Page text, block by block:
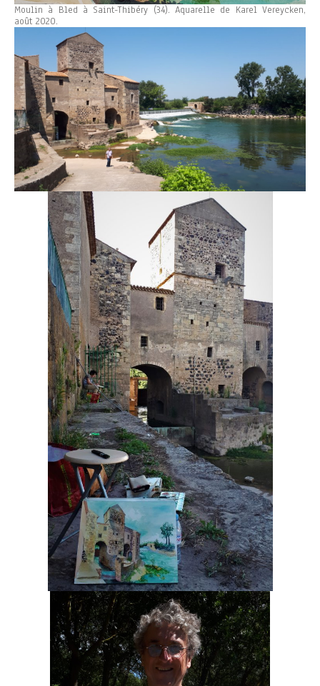
Moulin à Bled à Saint-Thibéry (34). Aquarelle de Karel Vereycken,
août 2020.